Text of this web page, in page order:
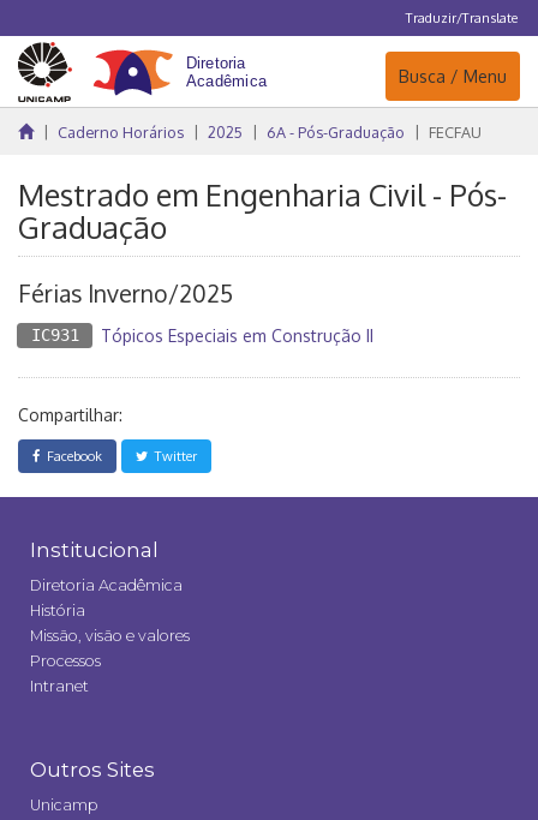
Traduzir/Translate
Navegação
Busca / Menu
Caderno Horários 2025 6A - Pós-Graduação FECFAU
Mestrado em Engenharia Civil - Pós-
Graduação
Férias Inverno/2025
IC931 Tópicos Especiais em Construção II
Compartilhar:
Facebook Twitter
Institucional
Diretoria Acadêmica
História
Missão, visão e valores
Processos
Intranet
Outros Sites
Unicamp